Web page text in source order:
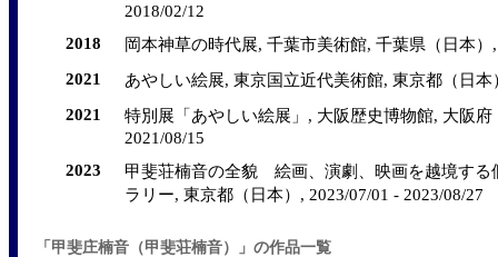
2018/02/12
2018
岡本神草の時代展, 千葉市美術館, 千葉県（日本）
2021
あやしい絵展, 東京国立近代美術館, 東京都（日本
2021
特別展「あやしい絵展」, 大阪歴史博物館, 大阪府
2021/08/15
2023
甲斐荘楠音の全貌 絵画、演劇、映画を越境する
ラリー, 東京都（日本）, 2023/07/01 - 2023/08/27
「甲斐庄楠音（甲斐荘楠音）」の作品一覧